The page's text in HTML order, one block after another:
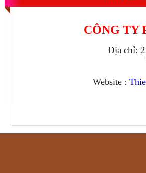
CÔNG TY
Địa chỉ:
Website :